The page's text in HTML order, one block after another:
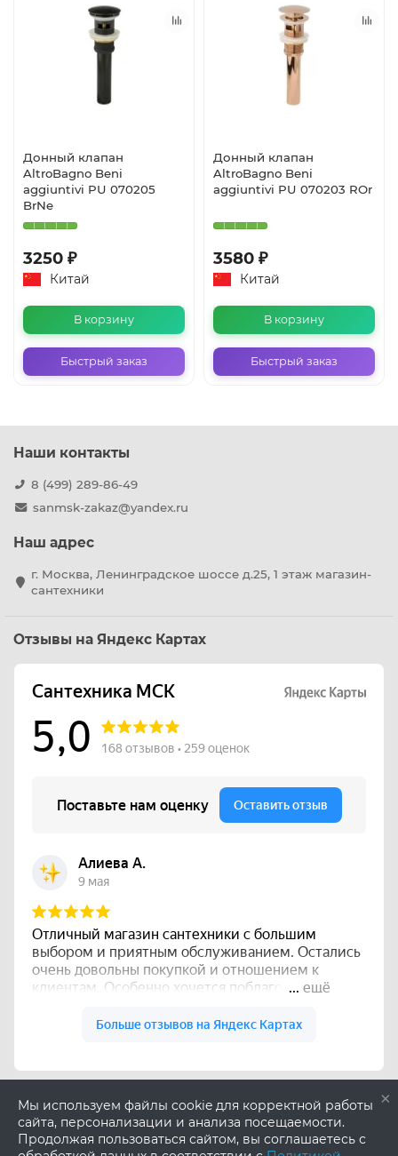
×
Мы используем файлы cookie для корректной работы
сайта, персонализации и анализа посещаемости.
Продолжая пользоваться сайтом, вы соглашаетесь с
Донный клапан
AltroBagno Beni
aggiuntivi PU 070205
BrNe
3250 ₽
Китай
В корзину
Быстрый заказ
Донный клапан
AltroBagno Beni
aggiuntivi PU 070203 ROr
3580 ₽
Китай
В корзину
Быстрый заказ
Наши контакты
8 (499) 289-86-49
sanmsk-zakaz@yandex.ru
Наш адрес
г. Москва, Ленинградское шоссе д.25, 1 этаж магазин-
сантехники
Отзывы на Яндекс Картах